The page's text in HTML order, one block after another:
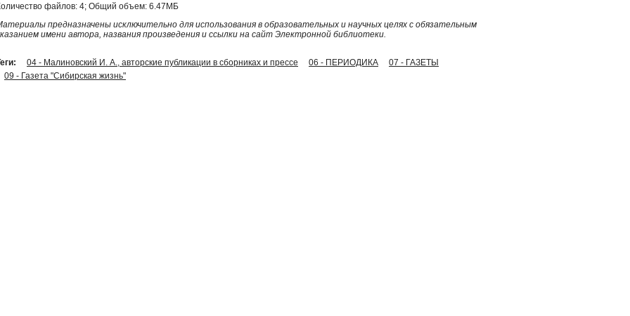
файлов: 4; Общий объем: 6.47МБ
предназначены исключительно для использования в образовательных и научных целях с обязательным
имени автора, названия произведения и ссылки на сайт Электронной библиотеки.
04 - Малиновский И. А., авторские публикации в сборниках и прессе 06 - ПЕРИОДИКА
07 - ГАЗЕТЫ
09 - Газета "Сибирская жизнь"